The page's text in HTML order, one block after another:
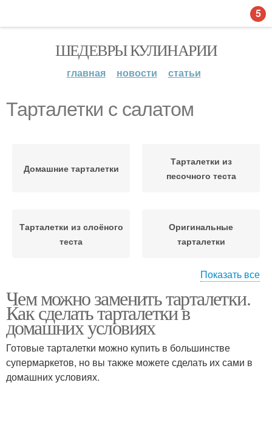
ШЕДЕВРЫ КУЛИНАРИИ
главная новости статьи
Тарталетки с салатом
Домашние тарталетки
Тарталетки из
песочного теста
Тарталетки из слоёного
теста
Оригинальные
тарталетки
Тарталетки с начинками Тарталетки с курицей
Тарталетки с грибами
Тарталетки с
Показать все
Чем можно заменить тарталетки.
Как сделать тарталетки в
домашних условиях
Готовые тарталетки можно купить в большинстве
супермаркетов, но вы также можете сделать их сами в
домашних условиях.
5